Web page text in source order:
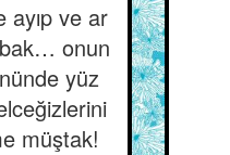
ayıp ve ar
onun
yüz
müştak!